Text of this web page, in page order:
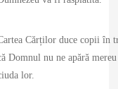
Cărților duce copii în
Domnul nu ne apără
lor.